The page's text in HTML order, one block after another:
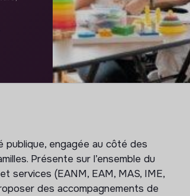
publique, engagée au côté des
Présente sur l’ensemble du
services (EANM, EAM, MAS, IME,
des accompagnements de